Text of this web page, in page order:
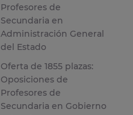
Profesores de
Secundaria en
Administración General
del Estado
Oferta de 1855 plazas:
Oposiciones de
Profesores de
Secundaria en Gobierno